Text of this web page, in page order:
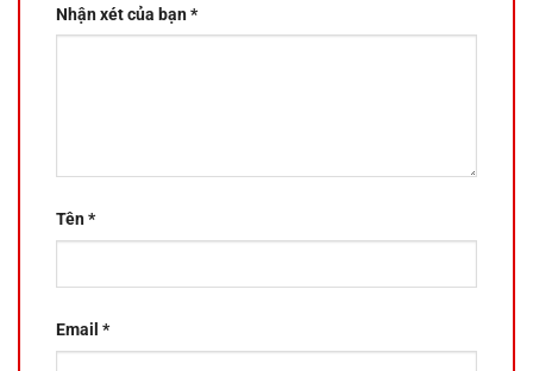
Nhận xét của bạn*
Tên*
Email *